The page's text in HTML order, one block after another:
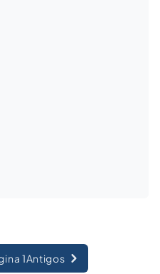
1Antigos